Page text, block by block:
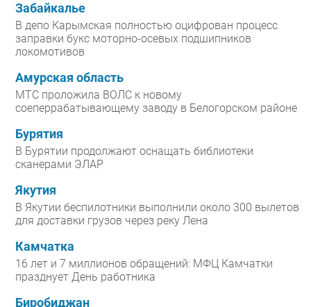
Забайкалье
В депо Карымская полностью оцифрован процесс
заправки букс моторно-осевых подшипников
локомотивов
Амурская область
МТС проложила ВОЛС к новому
соеперрабатывающему заводу в Белогорском районе
Бурятия
В Бурятии продолжают оснащать библиотеки
сканерами ЭЛАР
Якутия
В Якутии беспилотники выполнили около 300 вылетов
для доставки грузов через реку Лена
Камчатка
16 лет и 7 миллионов обращений: МФЦ Камчатки
празднует День работника
Биробиджан